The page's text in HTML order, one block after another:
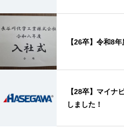
【26卒】令和8
【28卒】マイナ
しました！